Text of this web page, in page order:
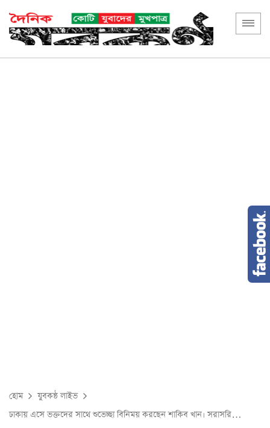
হোম
যুবকন্ঠ লাইভ
ঢাকায় এসে ভক্তদের সাথে শুভেচ্ছা বিনিময় করছেন শাকিব খান। সরাসরি…